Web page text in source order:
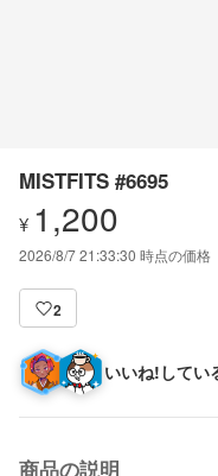
MISTFITS #6695
¥ 1,200
2026/8/7 21:33:30 時点の価格
2
いいね!してい
商品の説明